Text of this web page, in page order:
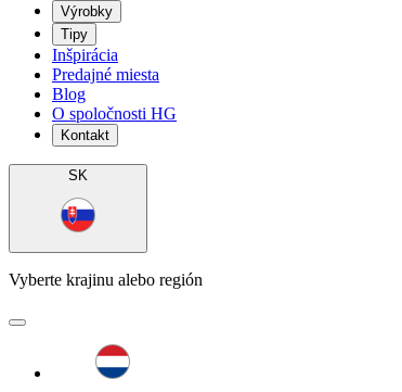
Výrobky
Tipy
Inšpirácia
Predajné miesta
Blog
O spoločnosti HG
Kontakt
SK
Vyberte krajinu alebo región